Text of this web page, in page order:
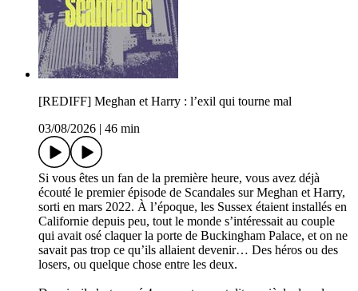
[REDIFF] Meghan et Harry : l’exil qui tourne mal
03/08/2026
46 min
Si vous êtes un fan de la première heure, vous avez déjà
écouté le premier épisode de Scandales sur Meghan et Harry,
sorti en mars 2022. À l’époque, les Sussex étaient installés en
Californie depuis peu, tout le monde s’intéressait au couple
qui avait osé claquer la porte de Buckingham Palace, et on ne
savait pas trop ce qu’ils allaient devenir… Des héros ou des
losers, ou quelque chose entre les deux.